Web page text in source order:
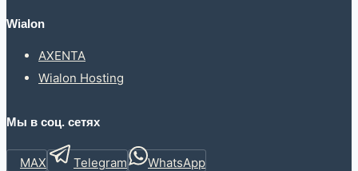
Wialon
AXENTA
Wialon Hosting
Мы в соц. сетях
MAX Telegram WhatsApp